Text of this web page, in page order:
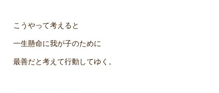
こうやって考えると
一生懸命に我が子のために
最善だと考えて行動してゆく。